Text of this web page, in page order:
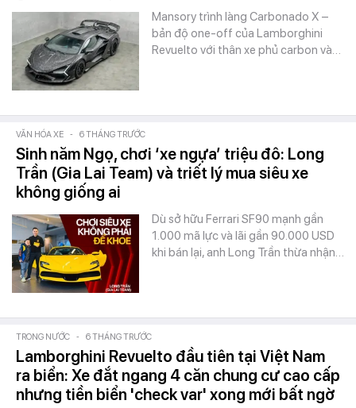
Mansory trình làng Carbonado X –
bản độ one-off của Lamborghini
Revuelto với thân xe phủ carbon và…
VĂN HÓA XE - 6 THÁNG TRƯỚC
Sinh năm Ngọ, chơi ‘xe ngựa’ triệu đô: Long
Trần (Gia Lai Team) và triết lý mua siêu xe
không giống ai
Dù sở hữu Ferrari SF90 mạnh gần
1.000 mã lực và lãi gần 90.000 USD
khi bán lại, anh Long Trần thừa nhận…
TRONG NƯỚC - 6 THÁNG TRƯỚC
Lamborghini Revuelto đầu tiên tại Việt Nam
ra biển: Xe đắt ngang 4 căn chung cư cao cấp
nhưng tiền biển 'check var' xong mới bất ngờ